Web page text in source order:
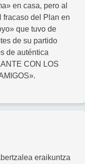
en casa, pero al
fracaso del Plan en
que tuvo de
de su partido
de auténtica
CON LOS
eraikuntza